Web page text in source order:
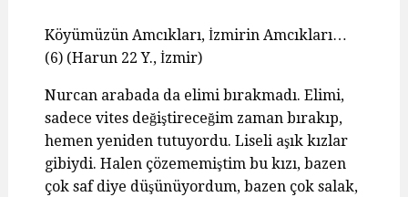
Köyümüzün Amcıkları, İzmirin Amcıkları…
(6) (Harun 22 Y., İzmir)
Nurcan arabada da elimi bırakmadı. Elimi,
sadece vites değiştireceğim zaman bırakıp,
hemen yeniden tutuyordu. Liseli aşık kızlar
gibiydi. Halen çözememiştim bu kızı, bazen
çok saf diye düşünüyordum, bazen çok salak,